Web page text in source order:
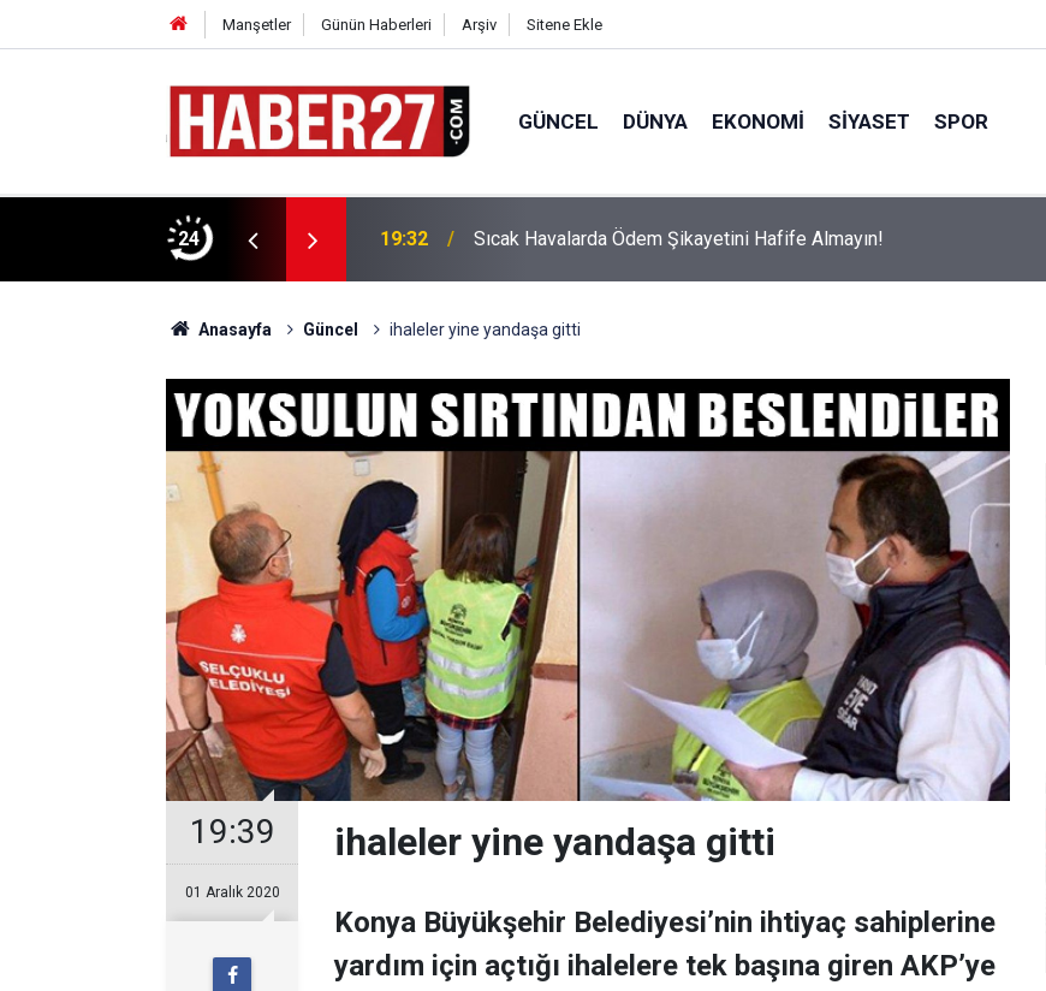
Manşetler Günün Haberleri Arşiv Sitene Ekle
GÜNCEL DÜNYA EKONOMI SIYASET SPOR
24 19:32 Sıcak Havalarda Ödem Şikayetini Hafife Almayın!
Anasayfa Güncel ihaleler yine yandaşa gitti
19:39
01 Aralık 2020
ihaleler yine yandaşa gitti
Konya Büyükşehir Belediyesi’nin ihtiyaç sahiplerine
yardım için açtığı ihalelere tek başına giren AKP’ye